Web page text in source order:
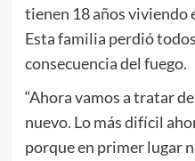
tienen 18 años viviendo
Esta familia perdió
consecuencia del fuego.
“Ahora vamos a tratar
nuevo. Lo más difícil
porque en primer lugar